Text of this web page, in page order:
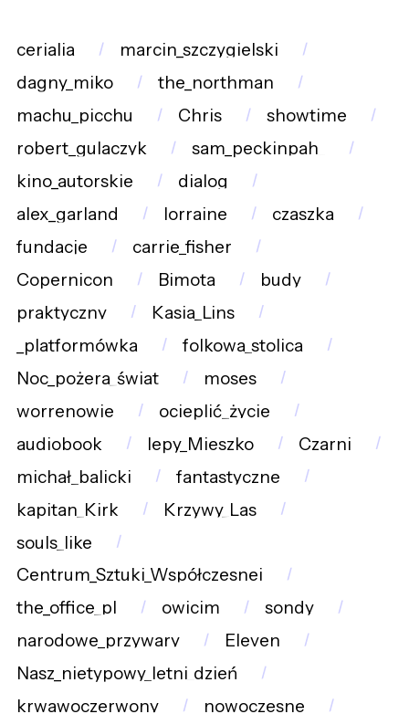
cerialia
marcin_szczygielski
dagny_miko
the_northman
machu_picchu
Chris
showtime
robert_gulaczyk
sam_peckinpah_
kino_autorskie
dialog
alex_garland
lorraine
czaszka
fundacje
carrie_fisher
Copernicon
Bimota
budy
praktyczny
Kasia_Lins
_platformówka
folkowa_stolica
Noc_pożera_świat
moses
worrenowie
ocieplić_życie
audiobook
lepy_Mieszko
Czarni
michał_balicki
fantastyczne
kapitan_Kirk
Krzywy_Las
souls_like
Centrum_Sztuki_Współczesnej
the_office_pl
owicim
sondy
narodowe_przywary
Eleven
Nasz_nietypowy_letni_dzień
krwawoczerwony
nowoczesne